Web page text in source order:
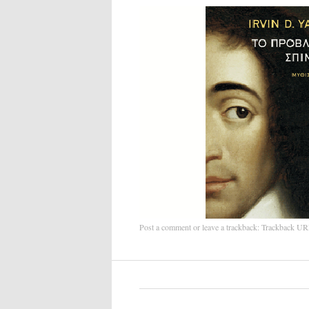
Post a commentor leave a trackback: Trackback